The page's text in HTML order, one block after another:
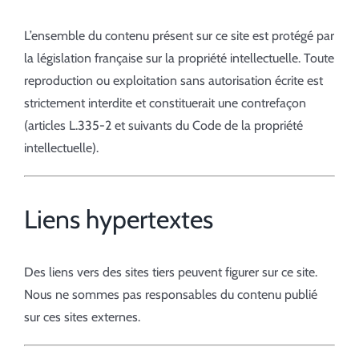
L’ensemble du contenu présent sur ce site est protégé par
la législation française sur la propriété intellectuelle. Toute
reproduction ou exploitation sans autorisation écrite est
strictement interdite et constituerait une contrefaçon
(articles L.335-2 et suivants du Code de la propriété
intellectuelle).
Liens hypertextes
Des liens vers des sites tiers peuvent figurer sur ce site.
Nous ne sommes pas responsables du contenu publié
sur ces sites externes.